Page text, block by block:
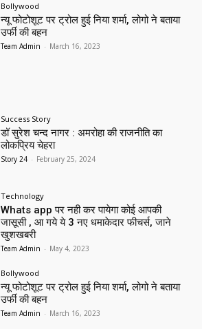
Bollywood
न्यू फोटोशूट पर ट्रोल हुई निया शर्मा, लोगो ने बताया
उर्फी की बहन
Team Admin - March 16, 2023
Success Story
डॉ सुरेश चन्द नागर : अमरोहा की राजनीति का
लोकप्रिय चेहरा
Story 24 - February 25, 2024
Technology
Whats app पर नही कर पायेगा कोई आपकी
जासूसी , आ गये ये 3 नए धमाकेदार फीचर्स, जाने
खुशखबरी
Team Admin - May 4, 2023
Bollywood
न्यू फोटोशूट पर ट्रोल हुई निया शर्मा, लोगो ने बताया
उर्फी की बहन
Team Admin - March 16, 2023